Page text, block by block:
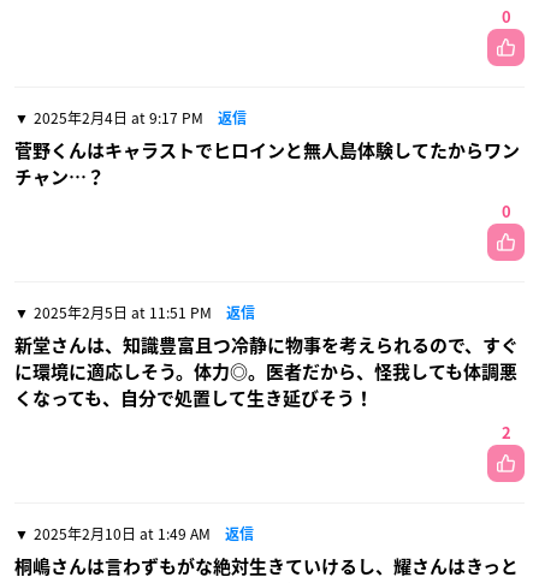
0
2025年2月4日 at 9:17 PM 返信
菅野くんはキャラストでヒロインと無人島体験してたからワン
チャン…？
0
2025年2月5日 at 11:51 PM 返信
新堂さんは、知識豊富且つ冷静に物事を考えられるので、すぐ
に環境に適応しそう。体力◎。医者だから、怪我しても体調悪
くなっても、自分で処置して生き延びそう！
2
2025年2月10日 at 1:49 AM 返信
桐嶋さんは言わずもがな絶対生きていけるし、耀さんはきっと